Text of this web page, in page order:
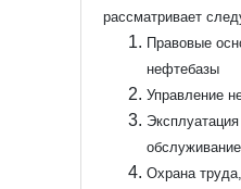
рассматривает
Правовые
нефтебазы
Управление
обслуживание
Охрана